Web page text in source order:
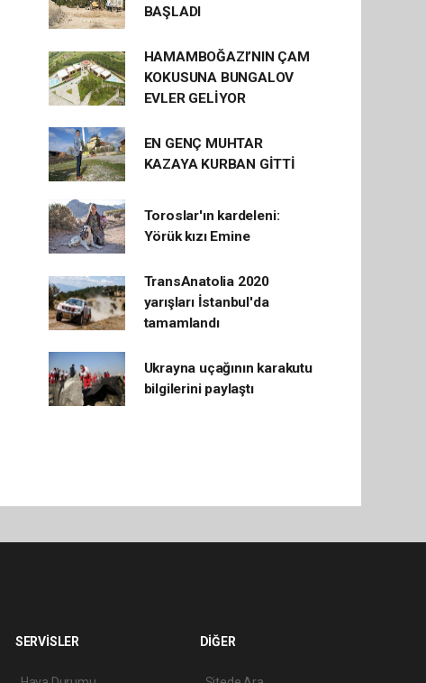
BAŞLADI
HAMAMBOĞAZI’NIN ÇAM
KOKUSUNA BUNGALOV
EVLER GELİYOR
EN GENÇ MUHTAR
KAZAYA KURBAN GİTTİ
Toroslar'ın kardeleni:
Yörük kızı Emine
TransAnatolia 2020
yarışları İstanbul'da
tamamlandı
Ukrayna uçağının karakutu
bilgilerini paylaştı
SERVİSLER DİĞER